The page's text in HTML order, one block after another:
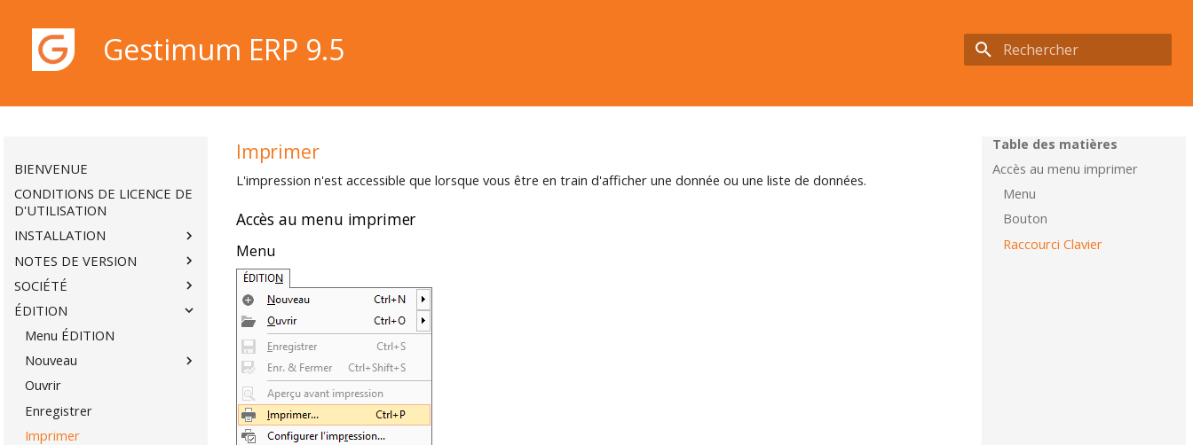
Gestimum ERP 9.5
BIENVENUE
CONDITIONS DE LICENCE DE
D'UTILISATION
INSTALLATION
NOTES DE VERSION
SOCIÉTÉ
ÉDITION
Menu ÉDITION
Nouveau
Ouvrir
Enregistrer
Imprimer
Table des matières
Accès au menu imprimer
Menu
Bouton
Raccourci Clavier
Imprimer
L'impression n'est accessible que lorsque vous être en train d'afficher une donnée ou une liste de données.
Accès au menu imprimer
Menu